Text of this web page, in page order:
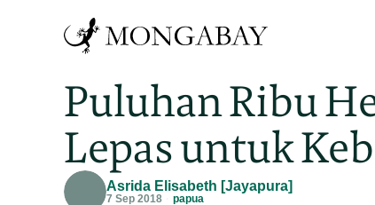
Puluhan Ribu
Lepas untuk
Asrida Elisabeth [Jayapura]
7 Sep 2018 papua